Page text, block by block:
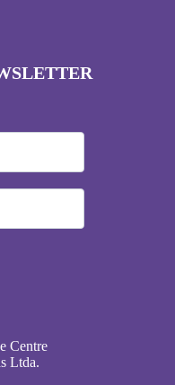
Centre
Ltda.